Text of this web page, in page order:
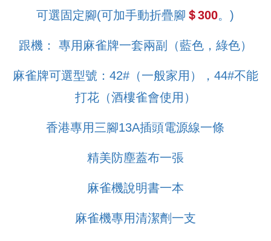
可選固定腳(可加手動折疊腳 ＄300。)
跟機： 專用麻雀牌一套兩副（藍色，綠色）
麻雀牌可選型號：42#（一般家用），44#不能
打花（酒樓雀會使用）
香港專用三腳13A插頭電源線一條
精美防塵蓋布一張
麻雀機說明書一本
麻雀機專用清潔劑一支